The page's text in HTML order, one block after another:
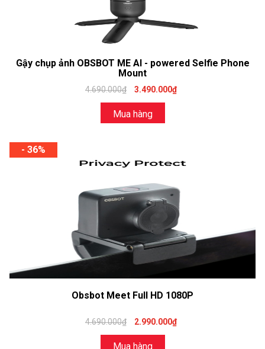
Gậy chụp ảnh OBSBOT ME AI - powered Selfie Phone
Mount
4.690.000₫ 3.490.000₫
Mua hàng
- 36%
Obsbot Meet Full HD 1080P
4.690.000₫ 2.990.000₫
Mua hàng